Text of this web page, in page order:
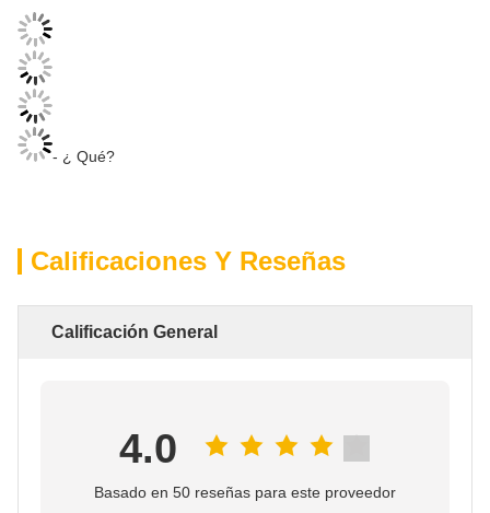
- ¿ Qué?
Calificaciones Y Reseñas
Calificación General
4.0
Basado en 50 reseñas para este proveedor